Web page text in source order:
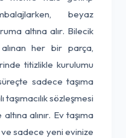
beyaz
altına alır. Bilecik
her bir parça,
titizlikle kurulumu
sadece taşıma
sözleşmesi
alınır. Ev taşıma
ve sadece yeni evinize